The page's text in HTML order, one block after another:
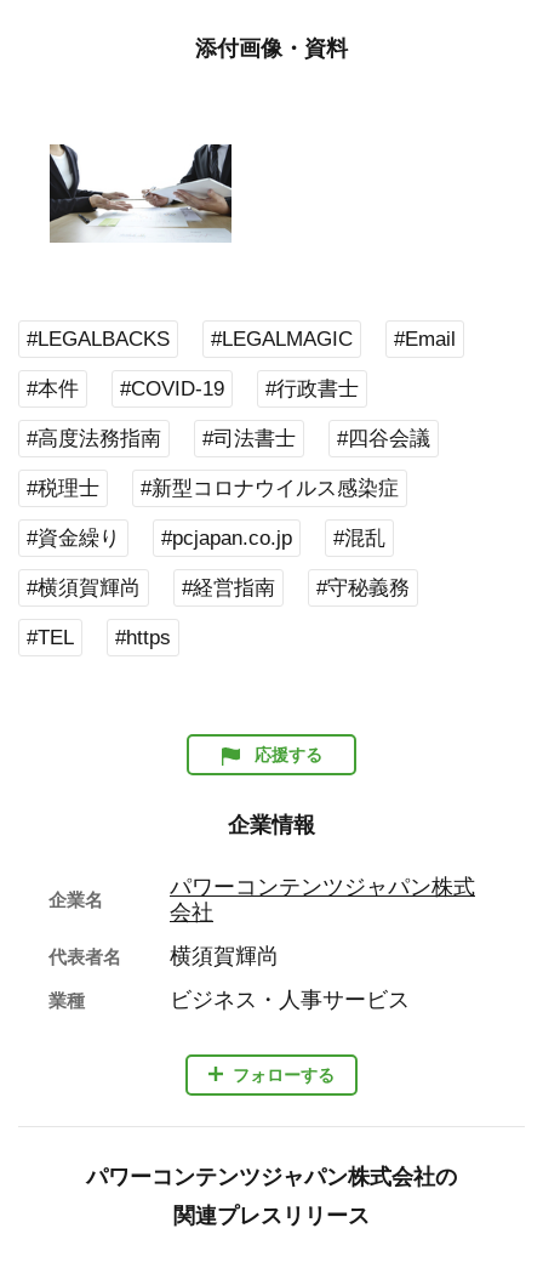
添付画像・資料
#LEGALBACKS #LEGALMAGIC #Email
#本件 #COVID-19 #行政書士
#高度法務指南 #司法書士 #四谷会議
#税理士 #新型コロナウイルス感染症
#資金繰り #pcjapan.co.jp #混乱
#横須賀輝尚 #経営指南 #守秘義務
#TEL #https
応援する
企業情報
フォローする
企業名
パワーコンテンツジャパン株式
会社
代表者名 横須賀輝尚
業種 ビジネス・人事サービス
パワーコンテンツジャパン株式会社の
関連プレスリリース